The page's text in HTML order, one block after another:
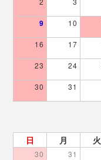
9 10
16 17
23 24
30 31
日 月 火
30 31